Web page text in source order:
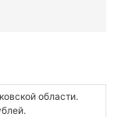
области.